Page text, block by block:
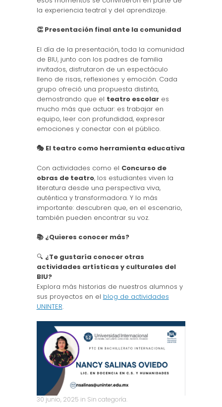
la experiencia teatral y del aprendizaje.
👏 Presentación final ante la comunidad
El día de la presentación, toda la comunidad
de BIU, junto con los padres de familia
invitados, disfrutaron de un espectáculo
lleno de risas, reflexiones y emoción. Cada
grupo ofreció una propuesta distinta,
demostrando que el teatro escolares
mucho más que actuar: es trabajar en
equipo, leer con profundidad, expresar
emociones y conectar con el público.
🎭 El teatro como herramienta educativa
Con actividades como el Concurso de
obras de teatro, los estudiantes viven la
literatura desde una perspectiva viva,
auténtica y transformadora. Y lo más
importante: descubren que, en el escenario,
también pueden encontrar su voz.
📚 ¿Quieres conocer más?
🔍 ¿Te gustaría conocer otras
actividades artísticas y culturales del
BIU?
Explora más historias de nuestros alumnos y
sus proyectos en el blog de actividades
UNINTER.
30 junio, 2025 in Sin categoría.